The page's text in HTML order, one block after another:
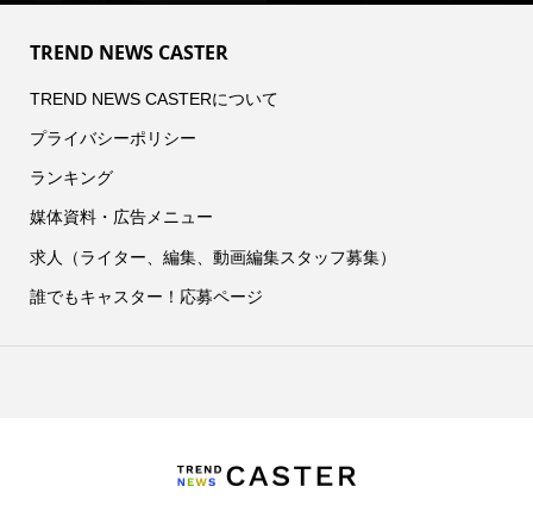
TREND NEWS CASTER
TREND NEWS CASTERについて
プライバシーポリシー
ランキング
媒体資料・広告メニュー
求人（ライター、編集、動画編集スタッフ募集）
誰でもキャスター！応募ページ